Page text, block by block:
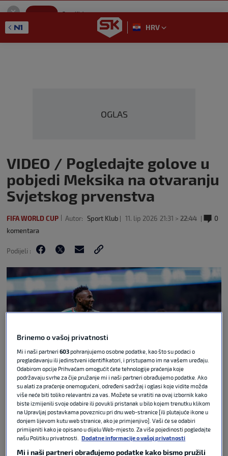
SportKlub
GET - On the Google Play
HRV
OGLAS
VIDEO / Pogledajte golove u
pobjedi Meksika na otvaranju
Svjetskog prvenstva
FIFA WORLD CUP Autor: Sport Klub 11. lip 2026 21:31 > 22:44
0
komentara
Podijeli :
Guliver Image
Nogometaši Meksika svladali su reprezentaciju
Južne Afrike s 2:0 u prvoj utakmici 23. svjetskog
prvenstva koje je započelo u četvrtak utakmicom
skupine A na stadionu Azteca u Mexico Cityju.
Brinemo o vašoj privatnosti
Mi i naši partneri603pohranjujemo osobne podatke, kao što su podaci o
pregledavanju ili jedinstveni identifikatori, i pristupamo im na vašem uređaju.
Odabirom opcije Prihvaćam omogućit ćete tehnologije praćenja koje
podržavaju svrhe za čije pružanje mi i naši partneri obrađujemo podatke. Ako
su alati za praćenje onemogućeni, određeni sadržaj i oglasi koje vidite možda
više neće biti toliko relevantni za vas. Možete se vratiti na ovaj izbornik kako
biste izmijenili svoje odabire ili povukli pristanak u bilo kojem trenutku klikom
na Upravljaj postavkama poveznicu pri dnu web-stranice [ili plutajuće ikone u
donjem lijevom kutu web stranice, ako je primjenjivo]. Vaši će se odabiri
primijeniti kako je opisano u dijelu Web-mjesto. Za više pojedinosti pogledajte
našu Politiku privatnosti.
Dodatne informacije o vašoj privatnosti
Mi i naši partneri obrađujemo podatke kako bismo pružili